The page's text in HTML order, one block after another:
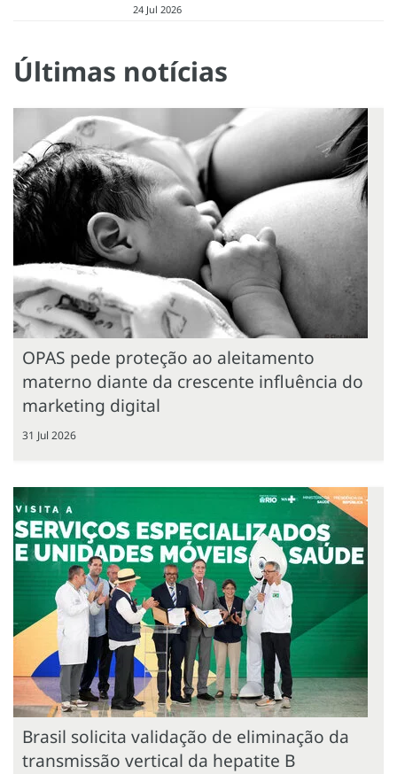
24 Jul 2026
Últimas notícias
OPAS pede proteção ao aleitamento
materno diante da crescente influência do
marketing digital
31 Jul 2026
Brasil solicita validação de eliminação da
transmissão vertical da hepatite B